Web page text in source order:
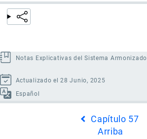
Notas Explicativas del Sistema Armonizado
Actualizado el 28 Junio, 2025
Español
Capítulo 57
Arriba